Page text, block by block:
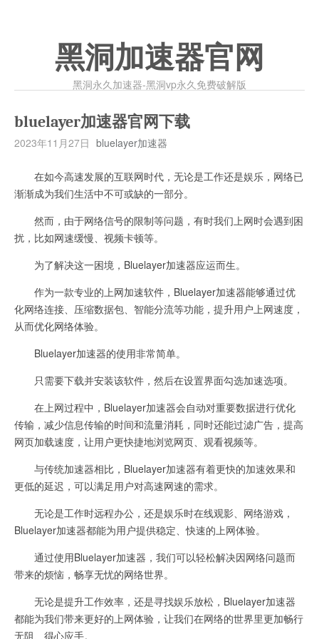
黑洞加速器官网
黑洞永久加速器-黑洞vp永久免费破解版
bluelayer加速器官网下载
2023年11月27日 bluelayer加速器
在如今高速发展的互联网时代，无论是工作还是娱乐，网络已
渐渐成为我们生活中不可或缺的一部分。
然而，由于网络信号的限制等问题，有时我们上网时会遇到困
扰，比如网速缓慢、视频卡顿等。
为了解决这一困境，Bluelayer加速器应运而生。
作为一款专业的上网加速软件，Bluelayer加速器能够通过优
化网络连接、压缩数据包、智能分流等功能，提升用户上网速度，
从而优化网络体验。
Bluelayer加速器的使用非常简单。
只需要下载并安装该软件，然后在设置界面勾选加速选项。
在上网过程中，Bluelayer加速器会自动对重要数据进行优化
传输，减少信息传输的时间和流量消耗，同时还能过滤广告，提高
网页加载速度，让用户更快捷地浏览网页、观看视频等。
与传统加速器相比，Bluelayer加速器有着更快的加速效果和
更低的延迟，可以满足用户对高速网速的需求。
无论是工作时远程办公，还是娱乐时在线观影、网络游戏，
Bluelayer加速器都能为用户提供稳定、快速的上网体验。
通过使用Bluelayer加速器，我们可以轻松解决因网络问题而
带来的烦恼，畅享无忧的网络世界。
无论是提升工作效率，还是寻找娱乐放松，Bluelayer加速器
都能为我们带来更好的上网体验，让我们在网络的世界里更加畅行
无阻、得心应手。